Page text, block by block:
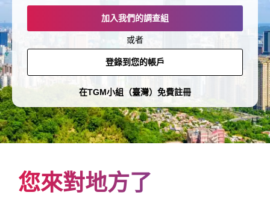
加入我們的調查組
或者
登錄到您的帳戶
在TGM小組（臺灣）免費註冊
您來對地方了